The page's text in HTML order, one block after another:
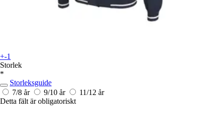
+-1
Storlek
*
Storleksguide
7/8 år
9/10 år
11/12 år
Detta fält är obligatoriskt